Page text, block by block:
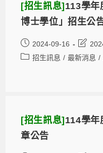
[招生訊息]113學年
博士學位」招生公
2024-09-16
招生訊息 / 最新消息 /
[招生訊息]114學年
章公告